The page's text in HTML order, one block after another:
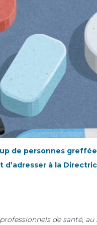
de personnes
à la
de santé, au